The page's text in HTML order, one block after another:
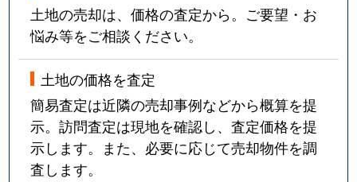
土地の売却は、価格の査定から。ご要望・お
悩み等をご相談ください。
土地の価格を査定
簡易査定は近隣の売却事例などから概算を提
示。訪問査定は現地を確認し、査定価格を提
示します。また、必要に応じて売却物件を調
査します。